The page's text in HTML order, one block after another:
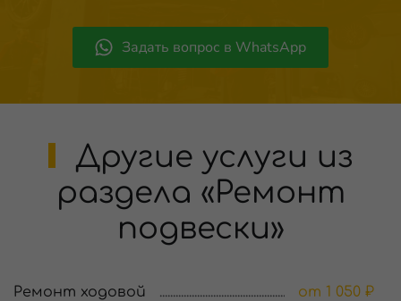
Задать вопрос в WhatsApp
Другие услуги из
раздела «Ремонт
подвески»
Ремонт ходовой от 1 050 ₽